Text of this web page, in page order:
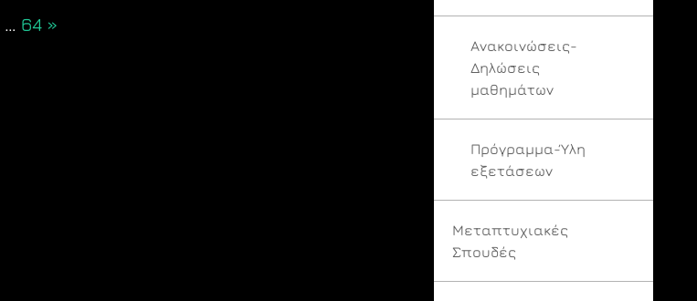
… 64 »
Ανακοινώσεις-
Δηλώσεις
μαθημάτων
Πρόγραμμα-Ύλη
εξετάσεων
Μεταπτυχιακές
Σπουδές